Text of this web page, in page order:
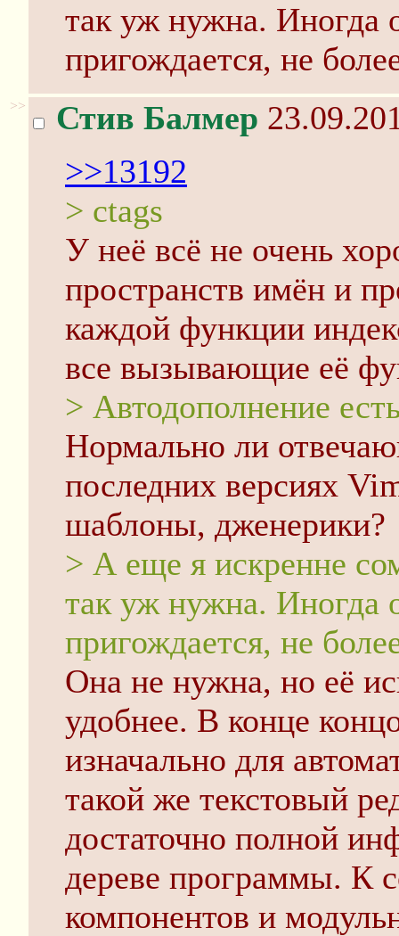
так уж нужна. Иногда
пригождается, не
>> Стив Балмер
>>13192
> ctags
У неё всё не очень
пространств имён и
каждой функции
все вызывающие её
> Автодополнение
Нормально ли
последних версиях
шаблоны, дженерики?
> А еще я искренне
так уж нужна. Иногда
пригождается, не
Она не нужна, но её
удобнее. В конце
изначально для
такой же текстовый
достаточно полной
дереве программы. К
компонентов и